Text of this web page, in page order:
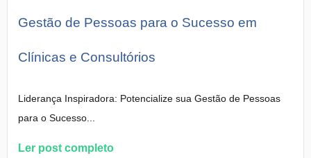
Gestão de Pessoas para o Sucesso em
Clínicas e Consultórios
Liderança Inspiradora: Potencialize sua Gestão de Pessoas
para o Sucesso...
Ler post completo